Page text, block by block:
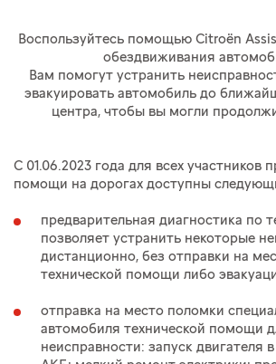
Воспользуйтесь помощью Citroёn
обездвиживания
Вам помогут устранить
эвакуировать автомобиль до
центра, чтобы вы могли
С 01.06.2023 года для всех участников
помощи на дорогах доступны
предварительная диагностика по
позволяет устранить некоторые
дистанционно, без отправки на
технической помощи либо
отправка на место поломки
автомобиля технической помощи
неисправности: запуск двигателя